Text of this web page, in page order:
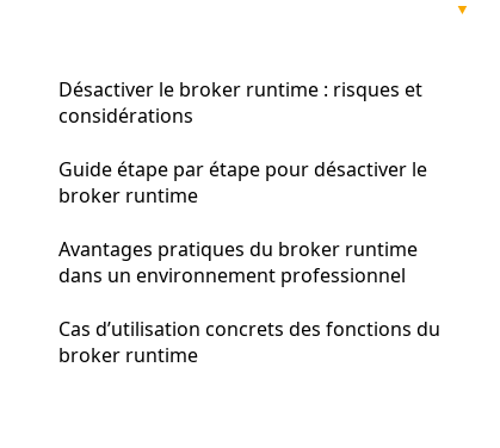
Désactiver le broker runtime : risques et
considérations
Guide étape par étape pour désactiver le
broker runtime
Avantages pratiques du broker runtime
dans un environnement professionnel
Cas d’utilisation concrets des fonctions du
broker runtime